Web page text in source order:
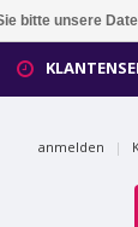
anmelden |
bitte unsere